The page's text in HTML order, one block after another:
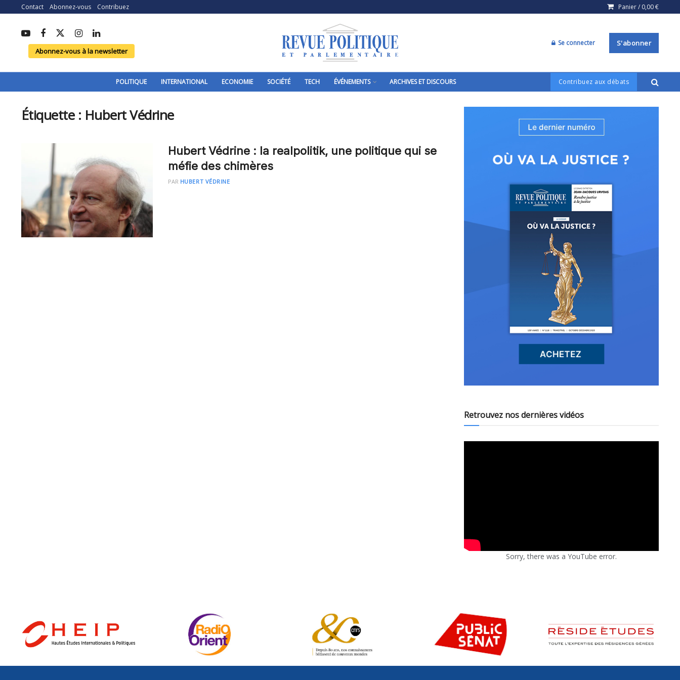
Contact Abonnez-vous Contribuez Panier / 0,00€
Abonnez-vous à la newsletter
Se connecter S'abonner
POLITIQUE INTERNATIONAL ECONOMIE SOCIÉTÉ TECH ÉVÉNEMENTS ARCHIVES ET DISCOURS Contribuez aux débats
Étiquette : Hubert Védrine
Hubert Védrine : la realpolitik, une politique qui se
méfie des chimères
PAR HUBERT VÉDRINE
Retrouvez nos dernières vidéos
Sorry, there was a YouTube error.